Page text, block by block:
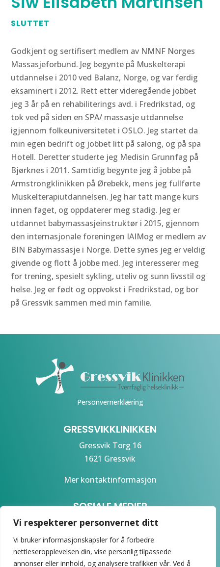
Vi respekterer personvernet ditt
Vi bruker informasjonskapsler for å forbedre
nettleseropplevelsen din, vise personlig tilpassede
annonser eller innhold, og analysere trafikken vår. Ved å
SLUTTET
Godkjent og sertifisert medlem av NMNF Norges
Massasjeforbund. Jeg begynte på Muskelterapi
utdannelse i 2010 ved Balanz, Norge, og var ferdig
eksaminert i 2012. Rett etter videregående jobbet
jeg 3 år på en rehabiliterings avd. i Fredrikstad, og
tok ved på siden en SPA/ massasje utdannelse
igjennom folkeuniversitetet i OSLO. Jeg startet da
min egen bedrift og jobbet litt på salong, og på spa
Hotell. Deretter studerte jeg Medisin Grunnfag på
Bjørknes i 2011. Samtidig begynte jeg å jobbe på
Armstrongklinikken på Ørebekk, mens jeg fullførte
Muskelterapiutdannelsen. Jeg har tatt mange kurs
innen faget, og oppdaterer meg stadig. Jeg er
utdannet babymassasjeinstruktør i 2015, gjennom
den internasjonale foreningen IAIMog er medlem av
BIN Babymassasje i Norge. Dette synes jeg er veldig
givende og flott å jobbe med. Jeg interesserer meg
for trening, spesielt sykling, uteliv og sunn livsstil og
helse. Jeg er født og oppvokst i Fredrikstad, og bor
på Gressvik sammen med min familie.
Personvernerklæring
GRESSVIKKLINIKKEN
Gressvik Torg 16
1621 Gressvik
Mer kontaktinformasjon
SOSIALE MEDIER